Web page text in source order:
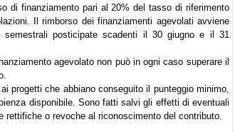
di finanziamento pari al 20% del tasso di riferimento
Il rimborso dei finanziamenti agevolati avviene
posticipate scadenti il 30 giugno e il 31
agevolato non può in ogni caso superare il
progetti che abbiano conseguito il punteggio minimo,
disponibile. Sono fatti salvi gli effetti di eventuali
o revoche al riconoscimento del contributo.